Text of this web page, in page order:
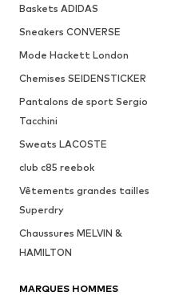
Baskets ADIDAS
Sneakers CONVERSE
Mode Hackett London
Chemises SEIDENSTICKER
Pantalons de sport Sergio
Tacchini
Sweats LACOSTE
club c85 reebok
Vêtements grandes tailles
Superdry
Chaussures MELVIN &
HAMILTON
MARQUES HOMMES